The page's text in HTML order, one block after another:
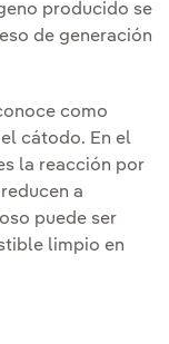
producido se
de generación
como
cátodo. En el
la reacción por
a
puede ser
limpio en